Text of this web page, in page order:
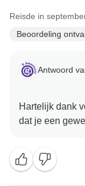
Reisde in
Beoordeling
Antwoord
Hartelijk dank